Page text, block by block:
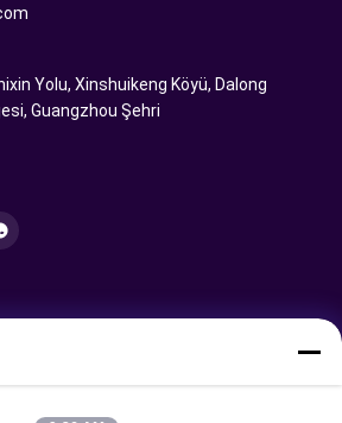
Yolu, Xinshuikeng Köyü, Dalong
Guangzhou Şehri